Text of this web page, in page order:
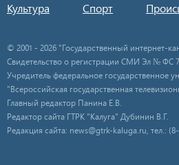
Культура
Спорт
© 2001 - 2026 "Государственный интернет-
Свидетельство о регистрации СМИ Эл № ФС
Учредитель федеральное государственное
"Всероссийская государственная
Главный редактор Панина Е.В.
Редактор сайта ГТРК "Калуга" Дубинин В.Г.
Редакция сайта: news@gtrk-kaluga.ru, тел.: